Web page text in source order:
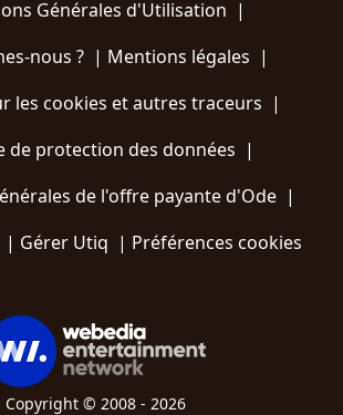
Générales d'Utilisation |
nous ?| Mentions légales |
les cookies et autres traceurs |
de protection des données |
de l'offre payante d'Ode |
| Gérer Utiq | Préférences cookies
Copyright © 2008 - 2026